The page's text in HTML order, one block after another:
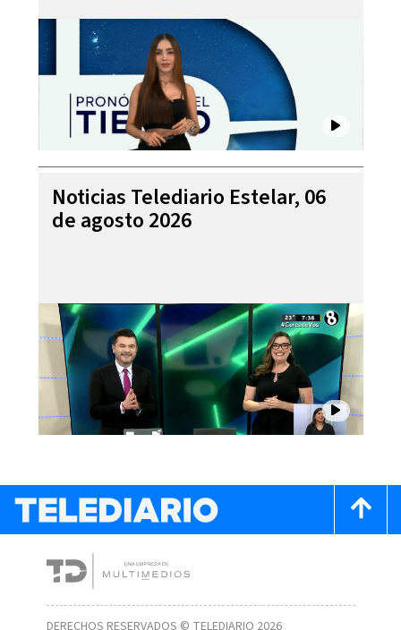
Noticias Telediario Estelar, 06
de agosto 2026
DERECHOS RESERVADOS © TELEDIARIO 2026